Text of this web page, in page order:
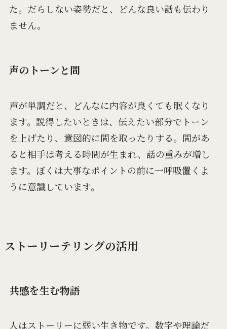
た。だらしない姿勢だと、どんな良い話も伝わり
ません。
声のトーンと間
声が単調だと、どんなに内容が良くても眠くなり
ます。説得したいときは、伝えたい部分でトーン
を上げたり、意図的に間を取ったりする。間があ
ると相手は考える時間が生まれ、話の重みが増し
ます。ぼくは大事なポイントの前に一呼吸置くよ
うに意識しています。
ストーリーテリングの活用
共感を生む物語
人はストーリーに弱い生き物です。数字や理論だ